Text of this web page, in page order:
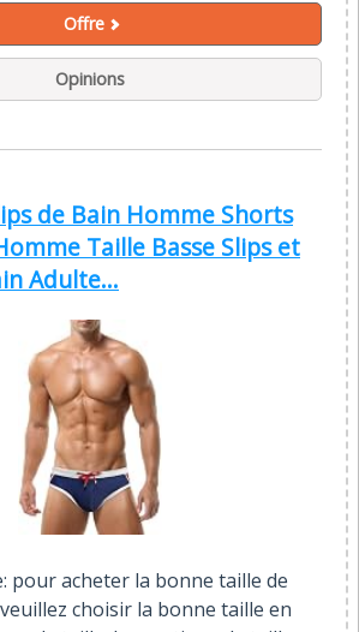
Offre
Opinions
de Bain Homme Shorts
Taille Basse Slips et
Adulte...
pour acheter la bonne taille de
choisir la bonne taille en